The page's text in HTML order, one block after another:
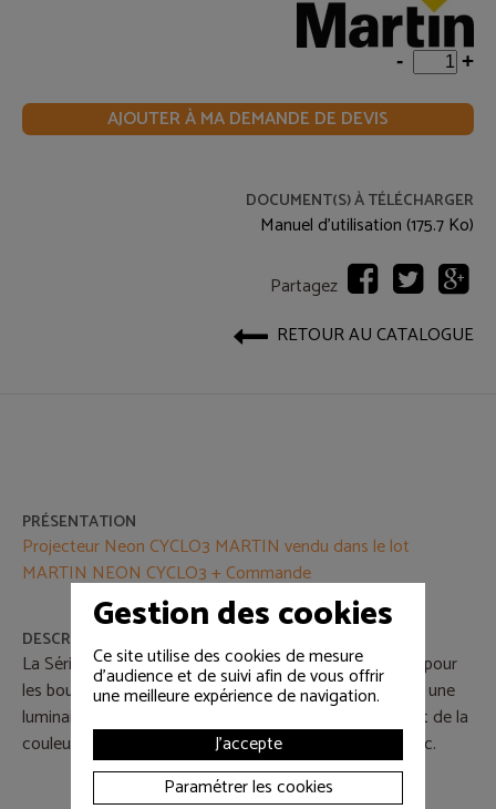
- +
AJOUTER À MA DEMANDE DE DEVIS
DOCUMENT(S) À TÉLÉCHARGER
Manuel d'utilisation (175.7 Ko)
Partagez
RETOUR AU CATALOGUE
PRÉSENTATION
Projecteur Neon CYCLO3 MARTIN vendu dans le lot
MARTIN NEON CYCLO3 + Commande
DESCRIPTIF
La Série Cyclo permet un éclairage sdynamique simple pour
les boutiques et autres application commerciales, avec une
luminaire fluorescent linéaire qui projette uniformément de la
couleur et differentes températures de couleur de blanc.
Gestion des cookies
Ce site utilise des cookies de mesure
d'audience et de suivi afin de vous offrir
une meilleure expérience de navigation.
J'accepte
Paramétrer les cookies